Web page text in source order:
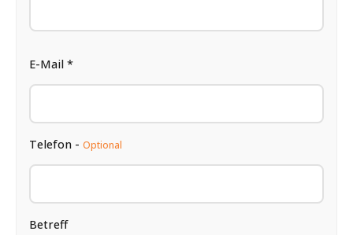
E-Mail *
Telefon - Optional
Betreff